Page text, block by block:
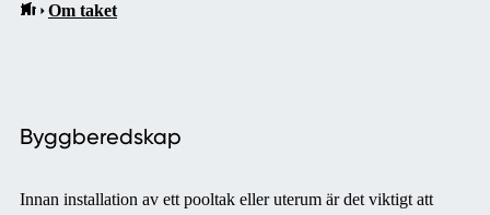
Om taket
Byggberedskap
Innan installation av ett pooltak eller uterum är det viktigt att